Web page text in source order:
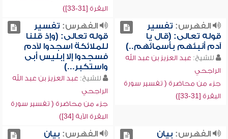
البقرة [31-33])
الفهرس: تفسير
قوله تعالى: (قال يا
آدم أنبئهم بأسمائهم..)
للشيخ: عبد العزيز بن عبد الله
الراجحي
جزء من محاضرة ( تفسير سورة
البقرة [31-33])
الفهرس: تفسير
قوله تعالى: (وإذ قلنا
للملائكة اسجدوا لآدم
فسجدوا إلا إبليس أبى
واستكبر...)
للشيخ: عبد العزيز بن عبد الله
الراجحي
جزء من محاضرة ( تفسير سورة
البقرة الآية [34])
الفهرس: بيان
الفهرس: بيان